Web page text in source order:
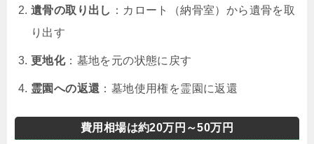
遺骨の取り出し ：カロート（納骨室）から遺骨を取
り出す
更地化：墓地を元の状態に戻す
霊園への返還 ：墓地使用権を霊園に返還
費用相場は約20万円～50万円